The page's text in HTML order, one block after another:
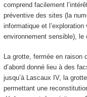
comprend facilement
préventive des sites (la
informatique et
environnement sensible), le
La grotte, fermée en raison
d’abord donné lieu à des
jusqu’à Lascaux IV, la
permettant une